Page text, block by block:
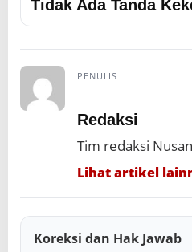
Tidak Ada Tanda
PENULIS
Redaksi
Tim redaksi
Lihat artikel
Koreksi dan Hak Jawab